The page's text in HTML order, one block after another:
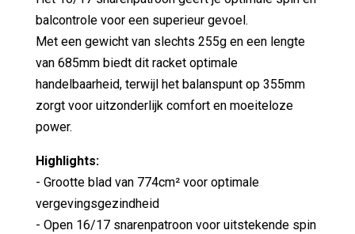
balcontrole voor een superieur gevoel.
Met een gewicht van slechts 255g en een lengte
van 685mm biedt dit racket optimale
handelbaarheid, terwijl het balanspunt op 355mm
zorgt voor uitzonderlijk comfort en moeiteloze
power.
Highlights:
- Grootte blad van 774cm² voor optimale
vergevingsgezindheid
- Open 16/17 snarenpatroon voor uitstekende spin